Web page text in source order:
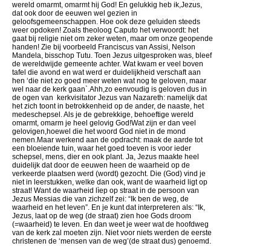
wereld omarmt, omarmt hij God! En gelukkig heb ik,Jezus,
dat ook door de eeuwen wel gezien in
geloofsgemeenschappen. Hoe ook deze geluiden steeds
weer opdoken! Zoals theoloog Caputo het verwoordt: het
gaat bij religie niet om zeker weten, maar om onze geopende
handen! Zie bij voorbeeld Franciscus van Assisi, Nelson
Mandela, bisschop Tutu. Toen Jezus uitgesproken was, bleef
de wereldwijde gemeente achter. Wat kwam er veel boven
tafel die avond en wat werd er duidelijkheid verschaft aan
hen ‘die niet zo goed meer weten wat nog te geloven, maar
wel naar de kerk gaan`.Ahh,zo eenvoudig is geloven dus in
de ogen van kerkvisitator Jezus van Nazareth: namelijk dat
het zich toont in betrokkenheid op de ander, de naaste, het
medeschepsel. Als je de gebrekkige, behoeftige wereld
omarmt, omarm je heel gelovig God!Wat zijn er dan veel
gelovigen,hoewel die het woord God niet in de mond
nemen.Maar werkend aan de opdracht: maak de aarde tot
een bloeiende tuin, waar het goed toeven is voor ieder
schepsel, mens, dier en ook plant. Ja, Jezus maakte heel
duidelijk dat door de eeuwen heen de waarheid op de
verkeerde plaatsen werd (wordt) gezocht. Die (God) vind je
niet in leerstukken, welke dan ook, want de waarheid ligt op
straat! Want de waarheid lìep op straat in de persoon van
Jezus Messias die van zichzelf zei: “Ik ben de weg, de
waarheid en het leven”. En je kunt dat interpreteren als: “Ik,
Jezus, laat op de weg (de straat) zien hoe Gods droom
(=waarheid) te leven. En dan weet je weer wat de hoofdweg
van de kerk zal moeten zijn. Niet voor niets werden de eerste
christenen de ‘mensen van de weg’(de straat dus) genoemd.